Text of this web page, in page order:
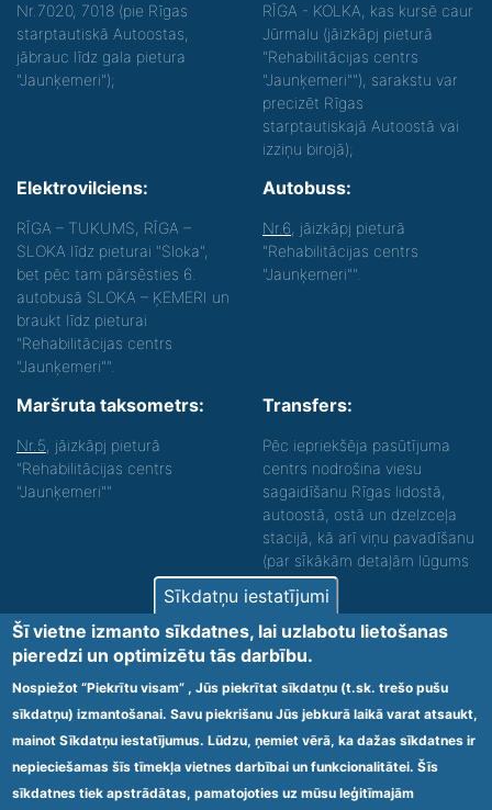
Nr.7020, 7018 (pie Rīgas
starptautiskā Autoostas,
jābrauc līdz gala pietura
"Jaunķemeri");
RĪGA - KOLKA, kas kursē caur
Jūrmalu (jāizkāpj pieturā
"Rehabilitācijas centrs
"Jaunķemeri""), sarakstu var
precizēt Rīgas
starptautiskajā Autoostā vai
izziņu birojā);
Elektrovilciens:
RĪGA – TUKUMS, RĪGA –
SLOKA līdz pieturai "Sloka",
bet pēc tam pārsēsties 6.
autobusā SLOKA – ĶEMERI un
braukt līdz pieturai
"Rehabilitācijas centrs
"Jaunķemeri"".
Autobuss:
Nr.6 , jāizkāpj pieturā
"Rehabilitācijas centrs
"Jaunķemeri"".
Maršruta taksometrs:
Nr.5 , jāizkāpj pieturā
"Rehabilitācijas centrs
"Jaunķemeri""
Transfers:
Pēc iepriekšēja pasūtījuma
centrs nodrošina viesu
sagaidīšanu Rīgas lidostā,
autoostā, ostā un dzelzceļa
stacijā, kā arī viņu pavadīšanu
(par sīkākām detaļām lūgums
zvanīt).
Nodrošinām vides piekļūstamību personām ar
funkcionāliem traucējumiem! SIA „Sanare-KRC
Jaunķemeri”, Kolkas ielā 20, Jūrmalā ir nodrošināta vides
piekļūstamība personām ar funkcionāliem traucējumiem,
tādejādi nodrošinot atbilstību Ministru kabineta
2009.gada 20.janvāra noteikumos Nr.60 „Noteikumi par
obligātajām prasībām ārstniecības iestādēm un to
struktūrvienībām” minētajām prasībām.
Sīkdatņu iestatījumi
Šī vietne izmanto sīkdatnes, lai uzlabotu lietošanas
pieredzi un optimizētu tās darbību.
Nospiežot “Piekrītu visam” , Jūs piekrītat sīkdatņu (t.sk. trešo pušu
sīkdatņu) izmantošanai. Savu piekrišanu Jūs jebkurā laikā varat atsaukt,
mainot Sīkdatņu iestatījumus. Lūdzu, ņemiet vērā, ka dažas sīkdatnes ir
nepieciešamas šīs tīmekļa vietnes darbībai un funkcionalitātei. Šīs
sīkdatnes tiek apstrādātas, pamatojoties uz mūsu leģitīmajām